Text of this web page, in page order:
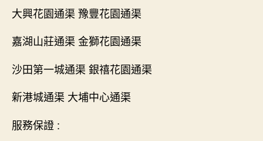
大興花園通渠 豫豐花園通渠
嘉湖山莊通渠 金獅花園通渠
沙田第一城通渠 銀禧花園通渠
新港城通渠 大埔中心通渠
服務保證 :